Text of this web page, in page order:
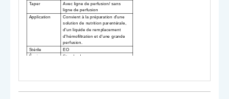
Taper
Avec ligne de perfusion/ sans
ligne de perfusion
Application Convient à la préparation d'une
solution de nutrition parentérale,
d'un liquide de remplacement
d'hémofiltration et d'une grande
perfusion
Stérile
EO
Épaisseur
Standard
Sutilisation optimale si le pack est